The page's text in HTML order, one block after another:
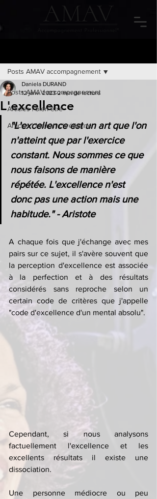
Posts AMAV accompagnement
Articles | bien-être
Articles | Maman chrétienne
Posts AMAV accompagnement
L'excellence
Daniela DURAND
12 janv. 2023 2 min de lecture
"L'excellence est un art que l'on
n'atteint que par l'exercice
constant. Nous sommes ce que
nous faisons de manière
répétée. L'excellence n'est
donc pas une action mais une
habitude." - Aristote
A chaque fois que j'échange avec mes
pairs sur ce sujet, il s'avère souvent que
la perception d'excellence est associée
à la perfection et à des résultats
considérés sans reproche selon un
certain code de critères que j'appelle
"code d'excellence d'un mental absolu".
Cependant, si nous analysons
factuellement l'excellence et les
excellents résultats il existe une
dissociation.
Une personne médiocre ou peu